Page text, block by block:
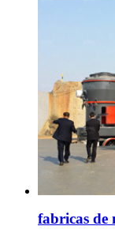
fabricas de